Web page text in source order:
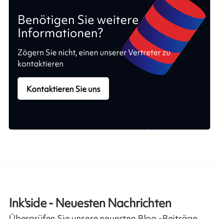
Benötigen Sie weitere
Informationen?
Zögern Sie nicht, einen unserer Vertreter zu
kontaktieren
Kontaktieren Sie uns
Ink'side - Neuesten Nachrichten